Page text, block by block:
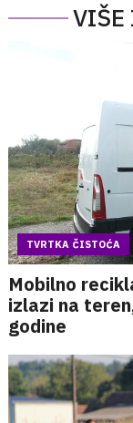
VIŠE
TVRTKA ČISTOĆA
Mobilno
izlazi na
godine